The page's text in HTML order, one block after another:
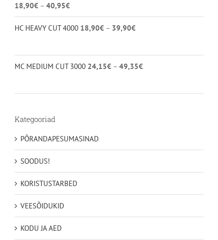
Hinnanguga
18,90€ – 40,95€
18,90€
kuni
HC HEAVY CUT 4000 18,90€ – 39,90€
39,90€
MC MEDIUM CUT 3000 24,15€ – 49,35€
Kategooriad
PÕRANDAPESUMASINAD
SOODUS!
KORISTUSTARBED
VEESÕIDUKID
KODU JA AED